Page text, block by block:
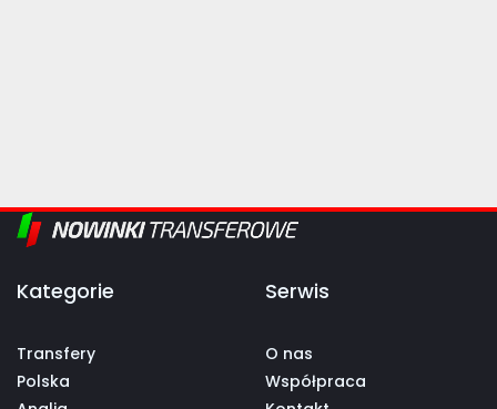
Kategorie
Transfery
Polska
Serwis
O nas
Współpraca